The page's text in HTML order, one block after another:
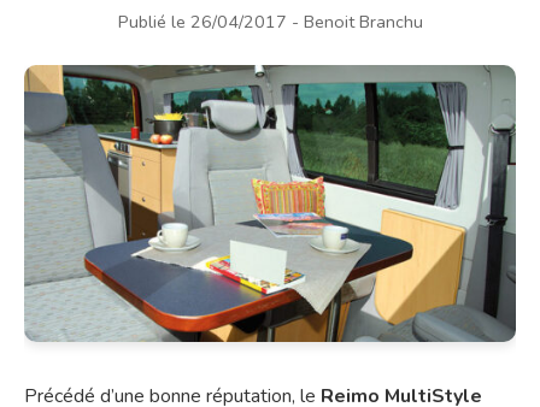
Publié le 26/04/2017 - Benoit Branchu
Précédé d’une bonne réputation, le Reimo MultiStyle